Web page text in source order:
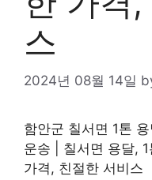
스
2024년 08월 14일
함안군 칠서면 1톤
운송 | 칠서면 용달,
가격, 친절한 서비스